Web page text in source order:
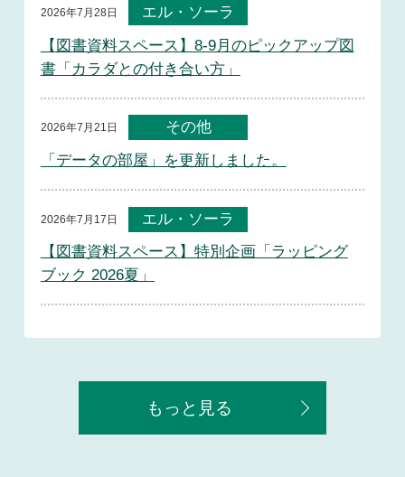
2026年7月28日
エル・ソーラ
【図書資料スペース】8-9月のピックアップ図
書「カラダとの付き合い方」
2026年7月21日
その他
「データの部屋」を更新しました。
2026年7月17日
エル・ソーラ
【図書資料スペース】特別企画「ラッピング
ブック 2026夏」
もっと見る